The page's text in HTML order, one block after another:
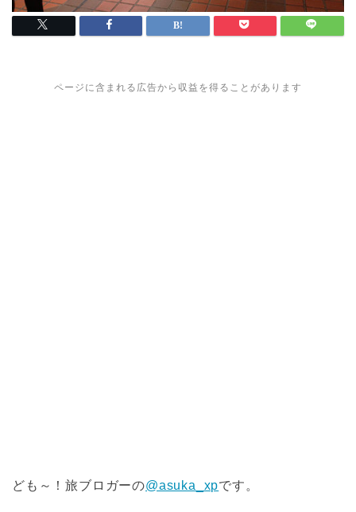
ページに含まれる広告から収益を得ることがあります
ども～！旅ブロガーの@asuka_xpです。